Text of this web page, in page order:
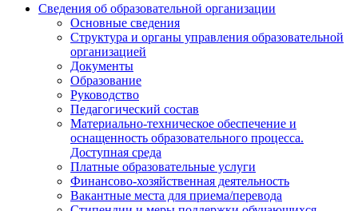
Сведения об образовательной организации
Основные сведения
Структура и органы управления образовательной
организацией
Документы
Образование
Руководство
Педагогический состав
Материально-техническое обеспечение и
оснащенность образовательного процесса.
Доступная среда
Платные образовательные услуги
Финансово-хозяйственная деятельность
Вакантные места для приема/перевода